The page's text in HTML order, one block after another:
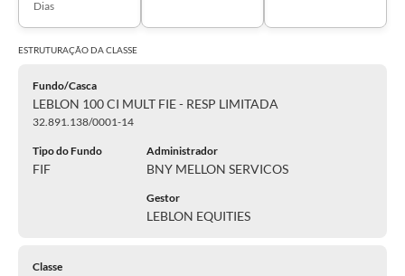
Dias
ESTRUTURAÇÃO DACLASSE
Fundo/Casca
LEBLON 100 CI MULT FIE - RESP LIMITADA
32.891.138/0001-14
Tipo do Fundo
FIF
Administrador
BNY MELLON SERVICOS
Gestor
LEBLON EQUITIES
Classe